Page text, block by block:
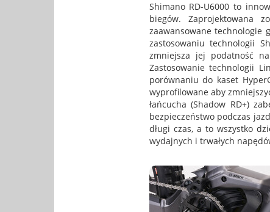
Shimano RD-U6000 to
biegów. Zaprojektowana
zaawansowane technologie
zastosowaniu technologii
zmniejsza jej podatność
Zastosowanie technologii
porównaniu do kaset
wyprofilowane aby
łańcucha (Shadow RD+)
bezpieczeństwo podczas
długi czas, a to wszystko
wydajnych i trwałych